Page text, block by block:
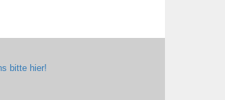
bitte hier!